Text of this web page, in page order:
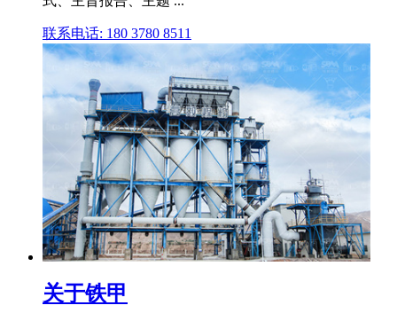
联系电话: 180 3780 8511
关于铁甲